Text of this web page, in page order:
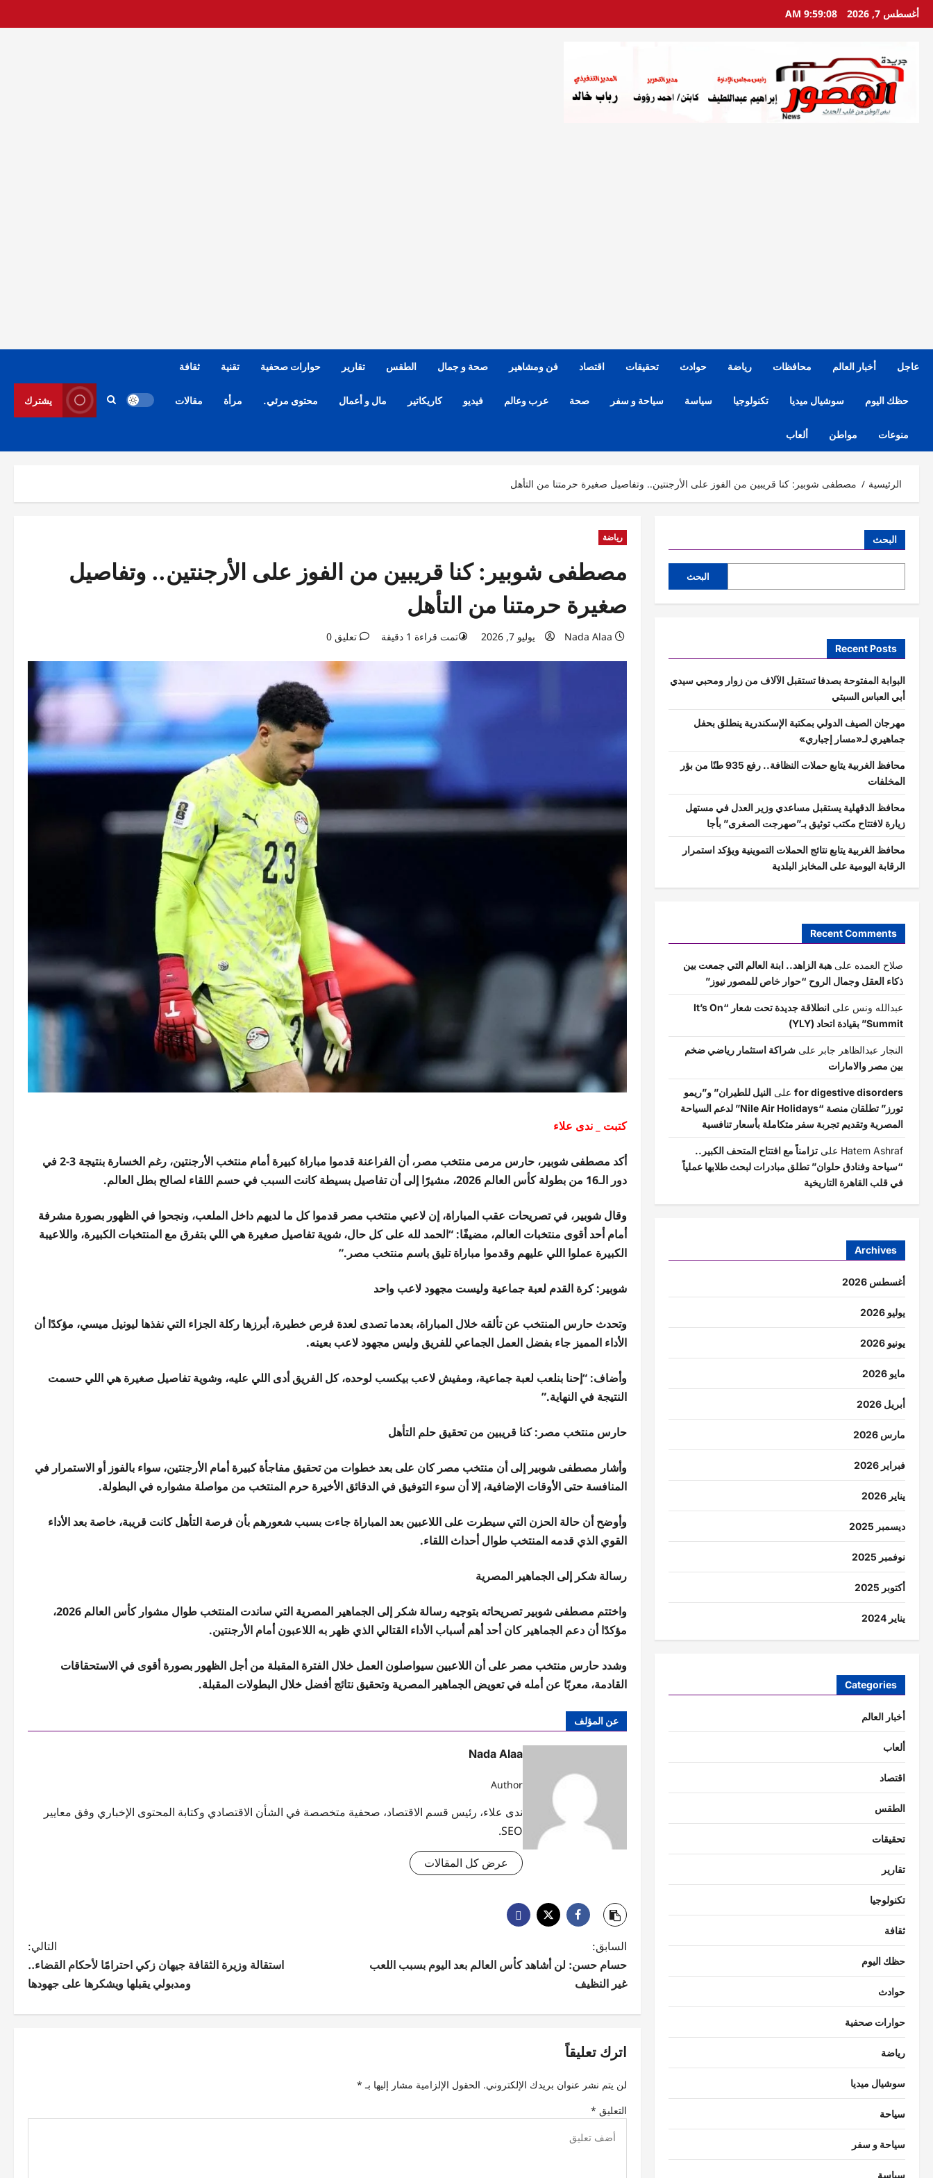
تخطيأغسطس 7, 2026 9:59:10 AM
عاجل أخبار العالم محافظات رياضة حوادث تحقيقات اقتصاد فن ومشاهير صحة و جمال الطقس تقارير حوارات صحفية تقنية ثقافة
حظك اليوم سوشيال ميديا تكنولوجيا سياسة سياحة و سفر صحة عرب وعالم فيديو كاريكاتير مال و أعمال محتوى مرئي. مرأة مقالات
منوعات مواطن ألعاب
يشترك
الرئيسية مصطفى شوبير: كنا قريبين من الفوز على الأرجنتين.. وتفاصيل صغيرة حرمتنا من التأهل
رياضة
مصطفى شوبير: كنا قريبين من الفوز على الأرجنتين.. وتفاصيل
صغيرة حرمتنا من التأهل
Nada Alaa يوليو 7, 2026 تمت قراءة 1 دقيقة تعليق 0
كتبت _ ندى علاء
أكد مصطفى شوبير، حارس مرمى منتخب مصر، أن الفراعنة قدموا مباراة كبيرة أمام منتخب الأرجنتين، رغم الخسارة بنتيجة 3-2 في
دور الـ16 من بطولة كأس العالم 2026، مشيرًا إلى أن تفاصيل بسيطة كانت السبب في حسم اللقاء لصالح بطل العالم.
وقال شوبير، في تصريحات عقب المباراة، إن لاعبي منتخب مصر قدموا كل ما لديهم داخل الملعب، ونجحوا في الظهور بصورة مشرفة
أمام أحد أقوى منتخبات العالم، مضيفًا: “الحمد لله على كل حال، شوية تفاصيل صغيرة هي اللي بتفرق مع المنتخبات الكبيرة، واللاعيبة
الكبيرة عملوا اللي عليهم وقدموا مباراة تليق باسم منتخب مصر.”
شوبير: كرة القدم لعبة جماعية وليست مجهود لاعب واحد
وتحدث حارس المنتخب عن تألقه خلال المباراة، بعدما تصدى لعدة فرص خطيرة، أبرزها ركلة الجزاء التي نفذها ليونيل ميسي، مؤكدًا أن
الأداء المميز جاء بفضل العمل الجماعي للفريق وليس مجهود لاعب بعينه.
وأضاف: “إحنا بنلعب لعبة جماعية، ومفيش لاعب بيكسب لوحده، كل الفريق أدى اللي عليه، وشوية تفاصيل صغيرة هي اللي حسمت
النتيجة في النهاية.”
حارس منتخب مصر: كنا قريبين من تحقيق حلم التأهل
وأشار مصطفى شوبير إلى أن منتخب مصر كان على بعد خطوات من تحقيق مفاجأة كبيرة أمام الأرجنتين، سواء بالفوز أو الاستمرار في
المنافسة حتى الأوقات الإضافية، إلا أن سوء التوفيق في الدقائق الأخيرة حرم المنتخب من مواصلة مشواره في البطولة.
وأوضح أن حالة الحزن التي سيطرت على اللاعبين بعد المباراة جاءت بسبب شعورهم بأن فرصة التأهل كانت قريبة، خاصة بعد الأداء
القوي الذي قدمه المنتخب طوال أحداث اللقاء.
رسالة شكر إلى الجماهير المصرية
واختتم مصطفى شوبير تصريحاته بتوجيه رسالة شكر إلى الجماهير المصرية التي ساندت المنتخب طوال مشوار كأس العالم 2026،
مؤكدًا أن دعم الجماهير كان أحد أهم أسباب الأداء القتالي الذي ظهر به اللاعبون أمام الأرجنتين.
وشدد حارس منتخب مصر على أن اللاعبين سيواصلون العمل خلال الفترة المقبلة من أجل الظهور بصورة أقوى في الاستحقاقات
القادمة، معربًا عن أمله في تعويض الجماهير المصرية وتحقيق نتائج أفضل خلال البطولات المقبلة.
عن المؤلف
Nada Alaa
Author
ندى علاء، رئيس قسم الاقتصاد، صحفية متخصصة في الشأن الاقتصادي وكتابة المحتوى الإخباري وفق معايير
SEO.
عرض كل المقالات
ت
ص
ا
ق
السابق:
حسام حسن: لن أشاهد كأس العالم بعد اليوم بسبب اللعب
غير النظيف
التالي:
استقالة وزيرة الثقافة جيهان زكي احترامًا لأحكام القضاء..
ومدبولي يقبلها ويشكرها على جهودها
اترك تعليقاً
لن يتم نشر عنوان بريدك الإلكتروني. الحقول الإلزامية مشار إليها بـ *
التعليق *
البحث
البحث
Recent Posts
البوابة المفتوحة بصدفا تستقبل الآلاف من زوار ومحبي سيدي
أبي العباس السبتي
مهرجان الصيف الدولي بمكتبة الإسكندرية ينطلق بحفل
جماهيري لـ«مسار إجباري»
محافظ الغربية يتابع حملات النظافة.. رفع 935 طنًا من بؤر
المخلفات
محافظ الدقهلية يستقبل مساعدي وزير العدل في مستهل
زيارة لافتتاح مكتب توثيق بـ”صهرجت الصغرى” بأجا
محافظ الغربية يتابع نتائج الحملات التموينية ويؤكد استمرار
الرقابة اليومية على المخابز البلدية
Recent Comments
صلاح العمده علىهبة الزاهد.. ابنة العالم التي جمعت بين
ذكاء العقل وجمال الروح “حوار خاص للمصور نيوز”
عبدالله ونس على
انطلاقة جديدة تحت شعار “It’s On
Summit” بقيادة اتحاد (YLY)
النجار عبدالظاهر جابر علىشراكة استثمار رياضي ضخم
بين مصر والامارات
for digestive disorders علىالنيل للطيران” و”ريمو
تورز” تطلقان منصة “Nile Air Holidays” لدعم السياحة
المصرية وتقديم تجربة سفر متكاملة بأسعار تنافسية
Hatem Ashraf علىتزامناً مع افتتاح المتحف الكبير..
“سياحة وفنادق حلوان” تطلق مبادرات لبحث طلابها عملياً
في قلب القاهرة التاريخية
Archives
أغسطس 2026
يوليو 2026
يونيو 2026
مايو 2026
أبريل 2026
مارس 2026
فبراير 2026
يناير 2026
ديسمبر 2025
نوفمبر 2025
أكتوبر 2025
يناير 2024
Categories
أخبار العالم
ألعاب
اقتصاد
الطقس
تحقيقات
تقارير
تكنولوجيا
ثقافة
حظك اليوم
حوادث
حوارات صحفية
رياضة
سوشيال ميديا
سياحة
سياحة و سفر
سياسة